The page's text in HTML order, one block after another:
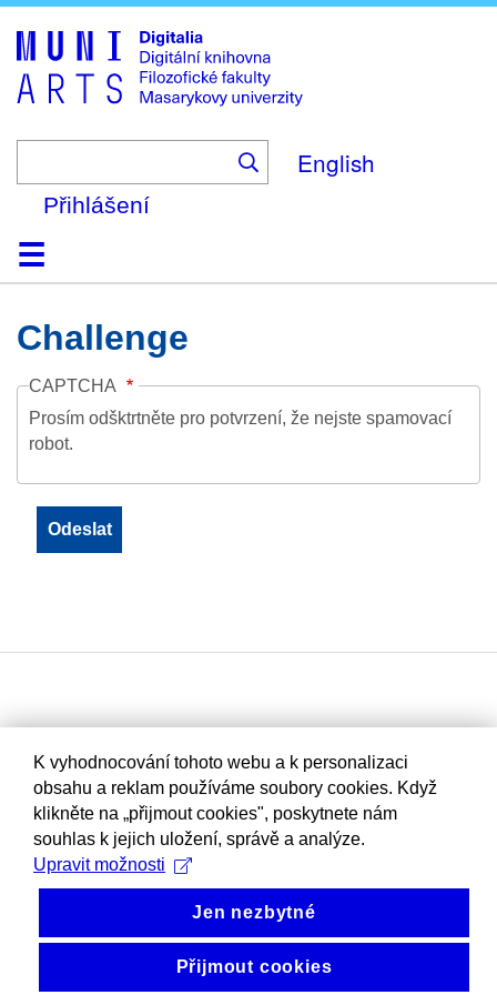
to
main
content
English
Přihlášení
DomůKolekce
Prohlížení
Vyhledávání
O platformě
Nápověda
KontaktDigitalia
Challenge
CAPTCHA
Prosím odšktrtněte pro potvrzení, že nejste spamovací
robot.
K vyhodnocování tohoto webu a k personalizaci
obsahu a reklam používáme soubory cookies. Když
klikněte na „přijmout cookies", poskytnete nám
souhlas k jejich uložení, správě a analýze.
Upravit možnosti
Jen nezbytné
Přijmout cookies